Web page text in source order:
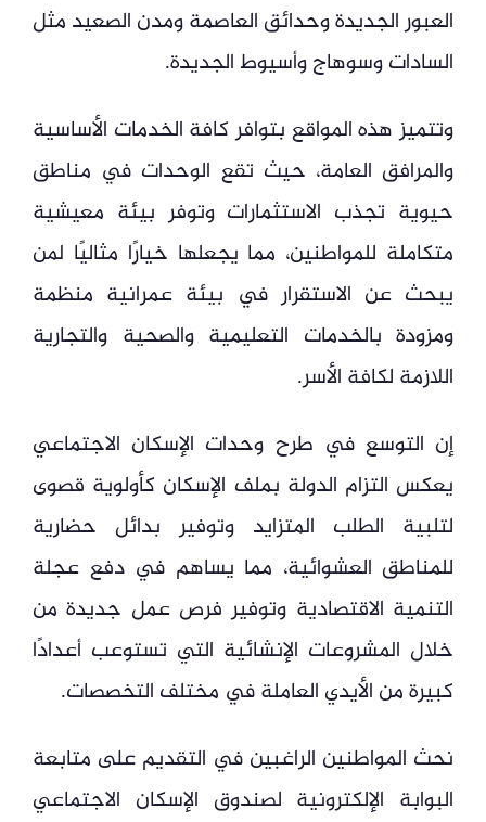
العبور الجديدة وحدائق العاصمة ومدن الصعيد مثل
السادات وسوهاج وأسيوط الجديدة.
وتتميز هذه المواقع بتوافر كافة الخدمات الأساسية
والمرافق العامة، حيث تقع الوحدات في مناطق
حيوية تجذب الاستثمارات وتوفر بيئة معيشية
متكاملة للمواطنين، مما يجعلها خيارًا مثاليًا لمن
يبحث عن الاستقرار في بيئة عمرانية منظمة
ومزودة بالخدمات التعليمية والصحية والتجارية
اللازمة لكافة الأسر.
إن التوسع في طرح وحدات الإسكان الاجتماعي
يعكس التزام الدولة بملف الإسكان كأولوية قصوى
لتلبية الطلب المتزايد وتوفير بدائل حضارية
للمناطق العشوائية، مما يساهم في دفع عجلة
التنمية الاقتصادية وتوفير فرص عمل جديدة من
خلال المشروعات الإنشائية التي تستوعب أعدادًا
كبيرة من الأيدي العاملة في مختلف التخصصات.
نحث المواطنين الراغبين في التقديم على متابعة
البوابة الإلكترونية لصندوق الإسكان الاجتماعي